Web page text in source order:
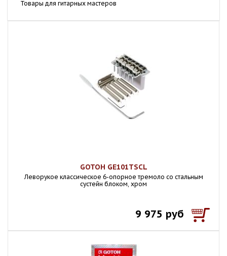
Товары для гитарных мастеров
GOTOH GE101TSCL
Леворукое классическое 6-опорное тремоло со стальным
сустейн блоком, хром
9 975 руб